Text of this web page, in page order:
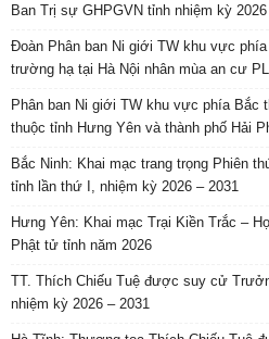
Ban Trị sự GHPGVN tỉnh nhiệm kỳ 2026
Đoàn Phân ban Ni giới TW khu vực
trường hạ tại Hà Nội nhân mùa an cư
Phân ban Ni giới TW khu vực phía Bắc
thuộc tỉnh Hưng Yên và thành phố Hải
Bắc Ninh: Khai mạc trang trọng Phiên
tỉnh lần thứ I, nhiệm kỳ 2026 – 2031
Hưng Yên: Khai mạc Trại Kiền Trắc –
Phật tử tỉnh năm 2026
TT. Thích Chiếu Tuệ được suy cử
nhiệm kỳ 2026 – 2031